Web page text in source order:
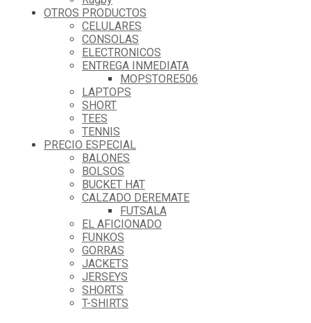
OTROS PRODUCTOS
CELULARES
CONSOLAS
ELECTRONICOS
ENTREGA INMEDIATA
MOPSTORE506
LAPTOPS
SHORT
TEES
TENNIS
PRECIO ESPECIAL
BALONES
BOLSOS
BUCKET HAT
CALZADO DEREMATE
FUTSALA
EL AFICIONADO
FUNKOS
GORRAS
JACKETS
JERSEYS
SHORTS
T-SHIRTS